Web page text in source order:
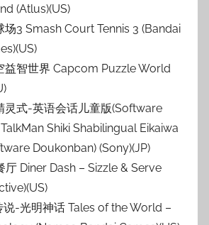
(Atlus)(US)
场3 Smash Court Tennis 3 (Bandai
益智世界 Capcom Puzzle World
灵式-英语会话儿童版(Software
Shiki Shabilingual Eikaiwa
Doukonban) (Sony)(JP)
厅 Diner Dash – Sizzle & Serve
说-光明神话 Tales of the World –